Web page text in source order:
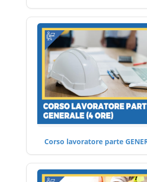
Corso lavoratore parte